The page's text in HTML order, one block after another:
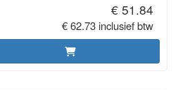
€ 51.84
€ 62.73 inclusief btw